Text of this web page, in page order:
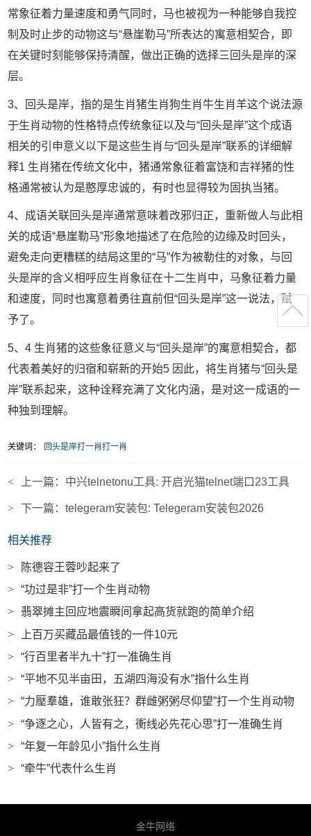
常象征着力量速度和勇气同时，马也被视为一种能够自我控
制及时止步的动物这与“悬崖勒马”所表达的寓意相契合，即
在关键时刻能够保持清醒，做出正确的选择三回头是岸的深
层。
3、回头是岸，指的是生肖猪生肖狗生肖牛生肖羊这个说法源
于生肖动物的性格特点传统象征以及与“回头是岸”这个成语
相关的引申意义以下是这些生肖与“回头是岸”联系的详细解
释1 生肖猪在传统文化中，猪通常象征着富饶和吉祥猪的性
格通常被认为是憨厚忠诚的，有时也显得较为固执当猪。
4、成语关联回头是岸通常意味着改邪归正，重新做人与此相
关的成语“悬崖勒马”形象地描述了在危险的边缘及时回头，
避免走向更糟糕的结局这里的“马”作为被勒住的对象，与回
头是岸的含义相呼应生肖象征在十二生肖中，马象征着力量
和速度，同时也寓意着勇往直前但“回头是岸”这一说法，赋
予了。
5、4 生肖猪的这些象征意义与“回头是岸”的寓意相契合，都
代表着美好的归宿和崭新的开始5 因此，将生肖猪与“回头是
岸”联系起来，这种诠释充满了文化内涵，是对这一成语的一
种独到理解。
关键词： 回头是岸打一肖打一肖
< 上一篇： 中兴telnetonu工具: 开启光猫telnet端口23工具
> 下一篇：telegeram安装包: Telegeram安装包2026
相关推荐
>
陈德容王蓉吵起来了
>
“功过是非”打一个生肖动物
>
翡翠摊主回应地震瞬间拿起高货就跑的简单介绍
>
上百万买藏品最值钱的一件10元
>
“行百里者半九十”打一准确生肖
>
“平地不见半亩田，五湖四海没有水”指什么生肖
>
“力壓羣雄，谁敢张狂？群雌粥粥尽仰望”打一个生肖动物
>
“争逐之心，人皆有之，衝线必先花心思”打一准确生肖
>
“年复一年龄见小”指什么生肖
>
“牵牛”代表什么生肖
金牛网络